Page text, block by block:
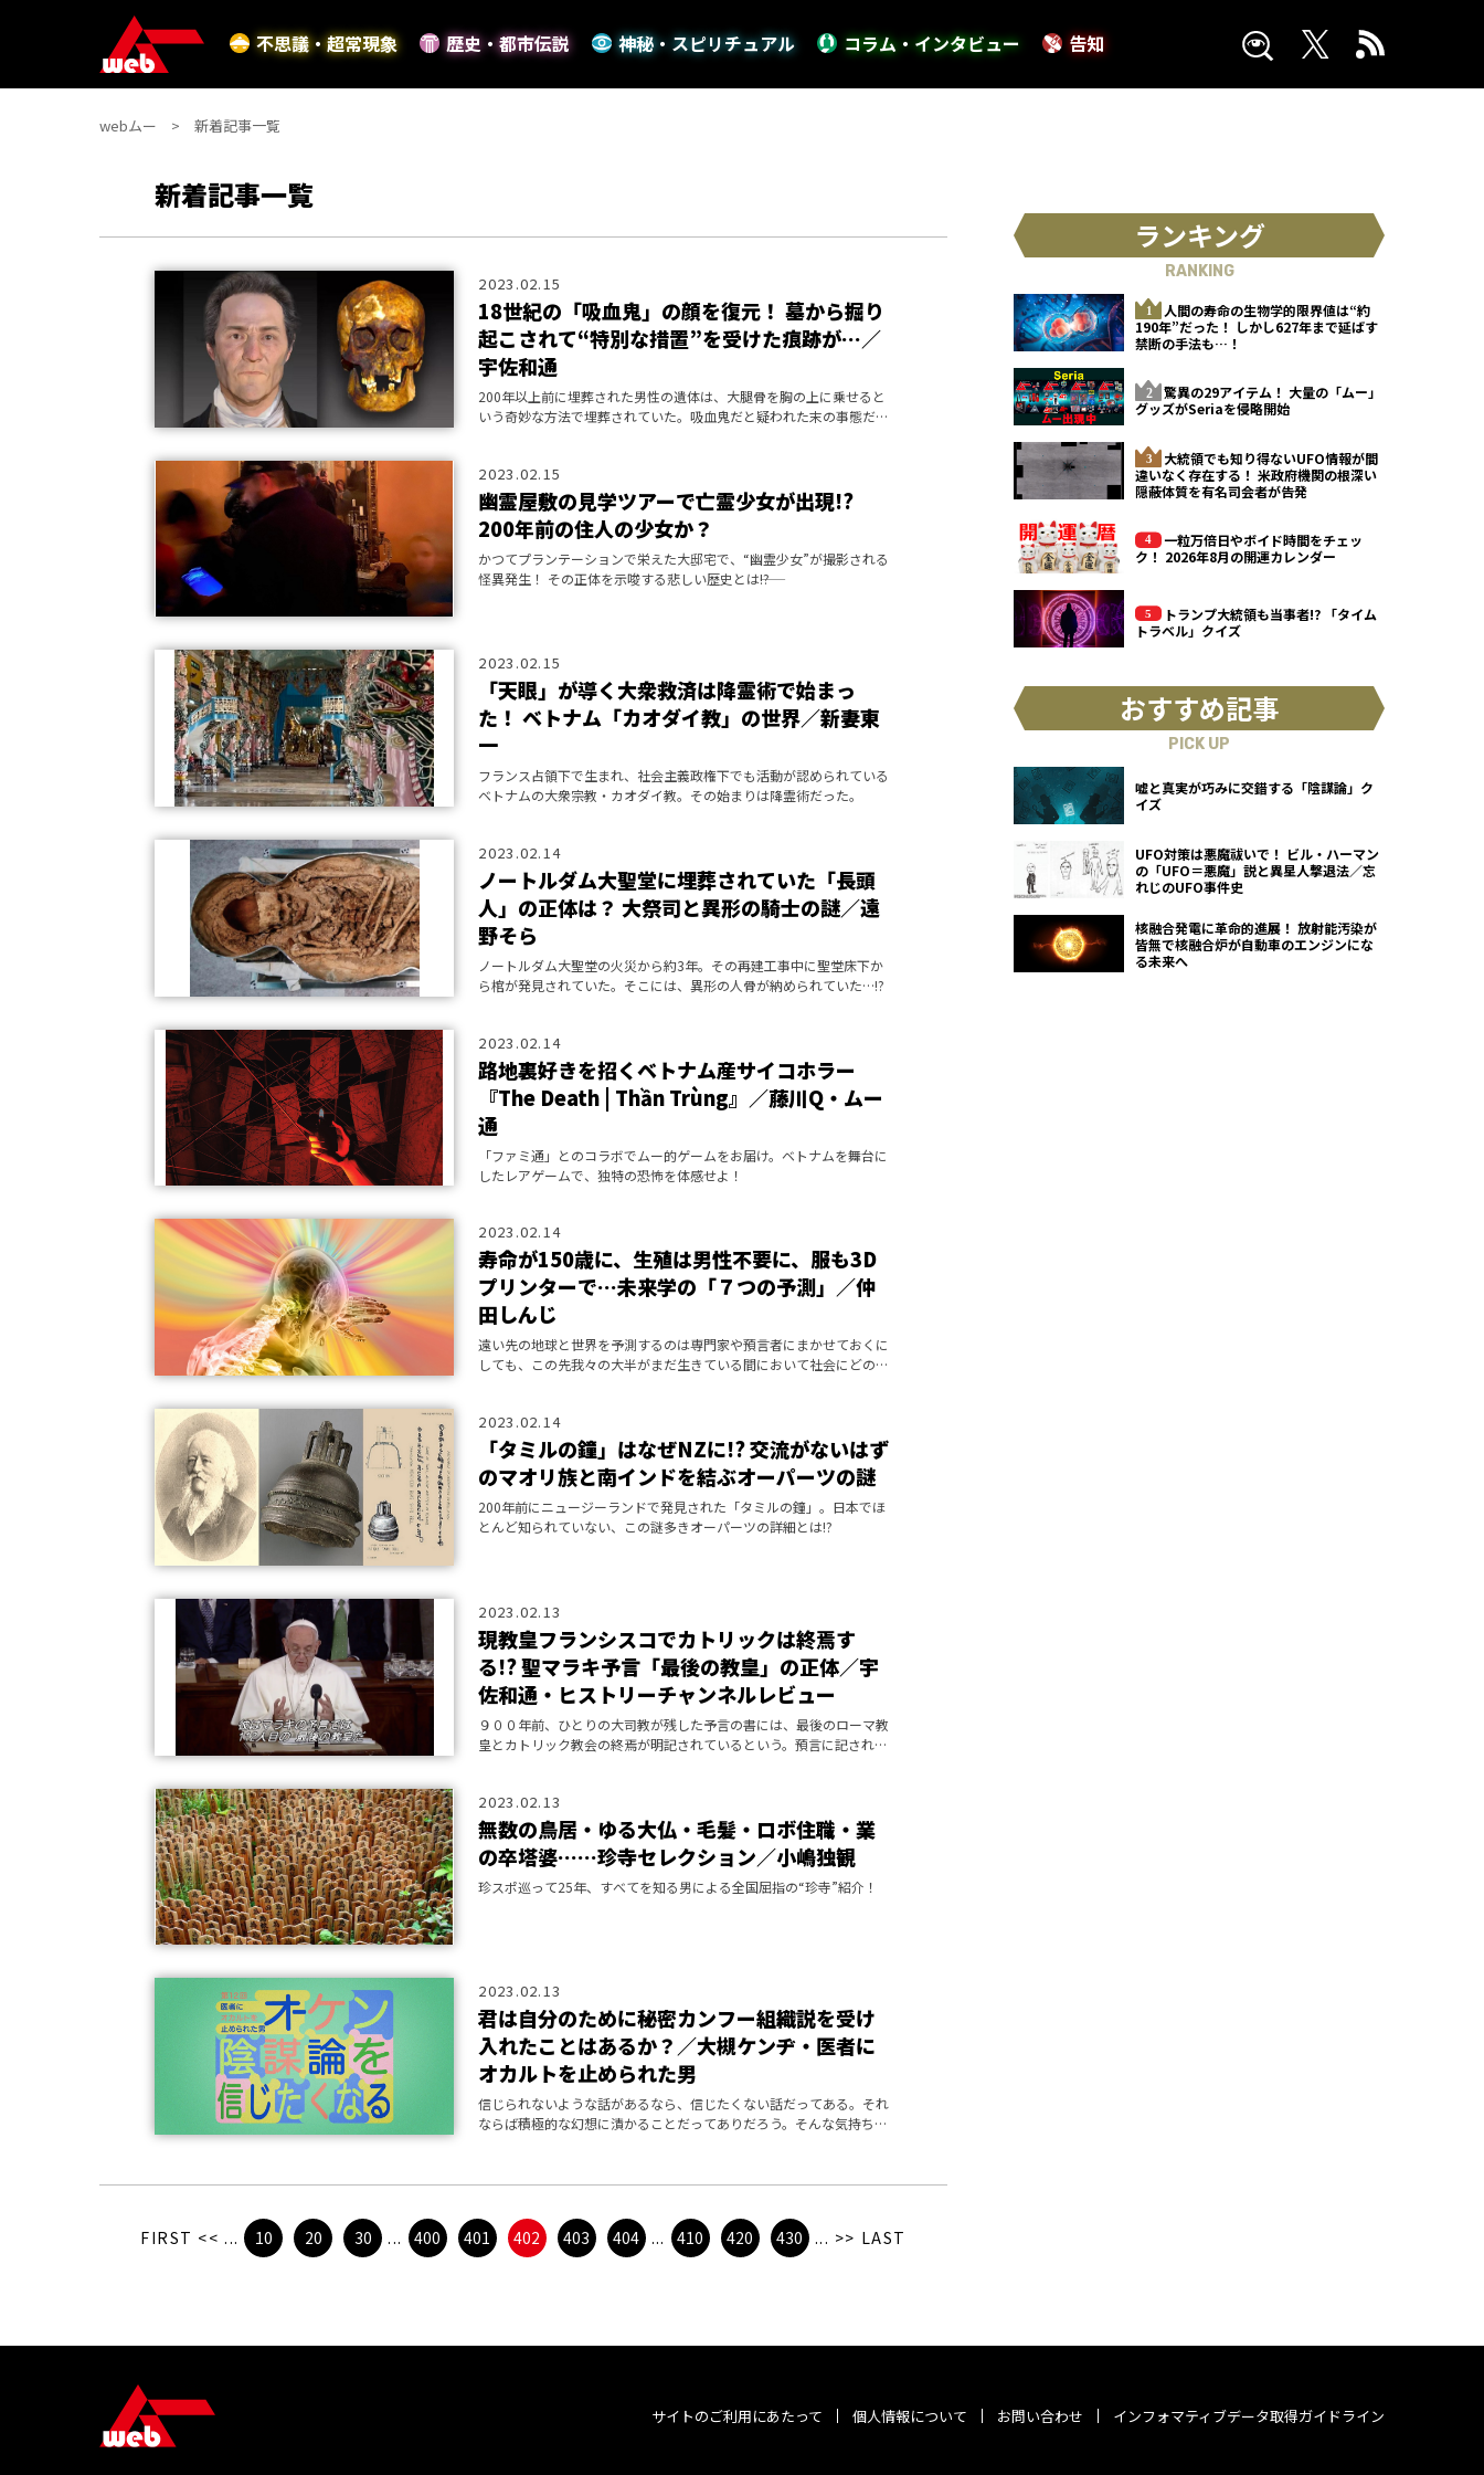
不思議・超常現象 歴史・都市伝説 神秘・スピリチュアル コラム・インタビュー 告知
webムー 新着記事一覧
新着記事一覧
2023.02.15
18世紀の「吸血鬼」の顔を復元！ 墓から掘り
起こされて“特別な措置”を受けた痕跡が…／
宇佐和通
200年以上前に埋葬された男性の遺体は、大腿骨を胸の上に乗せると
いう奇妙な方法で埋葬されていた。吸血鬼だと疑われた末の事態だと
2023.02.15
幽霊屋敷の見学ツアーで亡霊少女が出現!?
200年前の住人の少女か？
かつてプランテーションで栄えた大邸宅で、“幽霊少女”が撮影される
怪異発生！ その正体を示唆する悲しい歴史とは――!?
2023.02.15
「天眼」が導く大衆救済は降霊術で始まっ
た！ ベトナム「カオダイ教」の世界／新妻東
一
フランス占領下で生まれ、社会主義政権下でも活動が認められている
ベトナムの大衆宗教・カオダイ教。その始まりは降霊術だった。
2023.02.14
ノートルダム大聖堂に埋葬されていた「長頭
人」の正体は？ 大祭司と異形の騎士の謎／遠
野そら
ノートルダム大聖堂の火災から約3年。その再建工事中に聖堂床下か
ら棺が発見されていた。そこには、異形の人骨が納められていた…!?
2023.02.14
路地裏好きを招くベトナム産サイコホラー
『The Death | Thần Trùng』／藤川Q・ムー
通
「ファミ通」とのコラボでムー的ゲームをお届け。ベトナムを舞台に
したレアゲームで、独特の恐怖を体感せよ！
2023.02.14
寿命が150歳に、生殖は男性不要に、服も3D
プリンターで…未来学の「７つの予測」／仲
田しんじ
遠い先の地球と世界を予測するのは専門家や預言者にまかせておくに
しても、この先我々の大半がまだ生きている間において社会にどのよ
2023.02.14
「タミルの鐘」はなぜNZに!? 交流がないはず
のマオリ族と南インドを結ぶオーパーツの謎
200年前にニュージーランドで発見された「タミルの鐘」。日本でほ
とんど知られていない、この謎多きオーパーツの詳細とは!?
2023.02.13
現教皇フランシスコでカトリックは終焉す
る!? 聖マラキ予言「最後の教皇」の正体／宇
佐和通・ヒストリーチャンネルレビュー
９００年前、ひとりの大司教が残した予言の書には、最後のローマ教
皇とカトリック教会の終焉が明記されているという。預言に記された
2023.02.13
無数の鳥居・ゆる大仏・毛髪・ロボ住職・業
の卒塔婆……珍寺セレクション／小嶋独観
珍スポ巡って25年、すべてを知る男による全国屈指の“珍寺”紹介！
2023.02.13
君は自分のために秘密カンフー組織説を受け
入れたことはあるか？／大槻ケンヂ・医者に
オカルトを止められた男
信じられないような話があるなら、信じたくない話だってある。それ
ならば積極的な幻想に漬かることだってありだろう。そんな気持ち
FIRST << ... 10 20 30 ... 400 401 402 403 404 ... 410 420 430 ... >> LAST
ランキング
RANKING
人間の寿命の生物学的限界値は“約
190年”だった！ しかし627年まで延ばす
禁断の手法も…！
驚異の29アイテム！ 大量の「ムー」
グッズがSeriaを侵略開始
大統領でも知り得ないUFO情報が間
違いなく存在する！ 米政府機関の根深い
隠蔽体質を有名司会者が告発
一粒万倍日やボイド時間をチェッ
ク！ 2026年8月の開運カレンダー
トランプ大統領も当事者!? 「タイム
トラベル」クイズ
おすすめ記事
PICK UP
嘘と真実が巧みに交錯する「陰謀論」ク
イズ
UFO対策は悪魔祓いで！ ビル・ハーマン
の「UFO＝悪魔」説と異星人撃退法／忘
れじのUFO事件史
核融合発電に革命的進展！ 放射能汚染が
皆無で核融合炉が自動車のエンジンにな
る未来へ
サイトのご利用にあたって 個人情報について お問い合わせ インフォマティブデータ取得ガイドライン